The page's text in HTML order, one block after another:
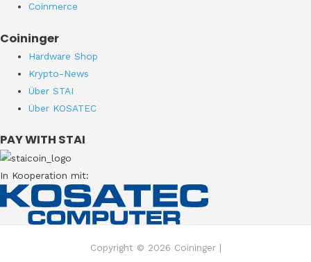
Coinmerce
Coininger
Hardware Shop
Krypto-News
Über STAI
Über KOSATEC
PAY WITH STAI
In Kooperation mit:
Copyright © 2026 Coininger |